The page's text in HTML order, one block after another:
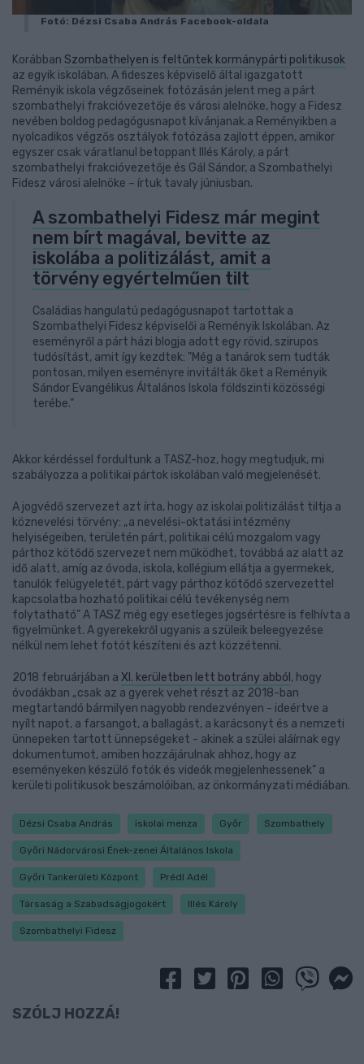
Fotó: Dézsi Csaba András Facebook-oldala
Korábban Szombathelyen is feltűntek kormánypárti politikusok
az egyik iskolában. A fideszes képviselő által igazgatott
Reményik iskola végzőseinek fotózásán jelent meg a párt
szombathelyi frakcióvezetője és városi alelnöke, hogy a Fidesz
nevében boldog pedagógusnapot kívánjanak.a Reményikben a
nyolcadikos végzős osztályok fotózása zajlott éppen, amikor
egyszer csak váratlanul betoppant Illés Károly, a párt
szombathelyi frakcióvezetője és Gál Sándor, a Szombathelyi
Fidesz városi alelnöke – írtuk tavaly júniusban.
A szombathelyi Fidesz már megint
nem bírt magával, bevitte az
iskolába a politizálást, amit a
törvény egyértelműen tilt
Családias hangulatú pedagógusnapot tartottak a
Szombathelyi Fidesz képviselői a Reményik Iskolában. Az
eseményről a párt házi blogja adott egy rövid, szirupos
tudósítást, amit így kezdtek: "Még a tanárok sem tudták
pontosan, milyen eseményre invitálták őket a Reményik
Sándor Evangélikus Általános Iskola földszinti közösségi
terébe."
Akkor kérdéssel fordultunk a TASZ-hoz, hogy megtudjuk, mi
szabályozza a politikai pártok iskolában való megjelenését.
A jogvédő szervezet azt írta, hogy az iskolai politizálást tiltja a
köznevelési törvény: „a nevelési-oktatási intézmény
helyiségeiben, területén párt, politikai célú mozgalom vagy
párthoz kötődő szervezet nem működhet, továbbá az alatt az
idő alatt, amíg az óvoda, iskola, kollégium ellátja a gyermekek,
tanulók felügyeletét, párt vagy párthoz kötődő szervezettel
kapcsolatba hozható politikai célú tevékenység nem
folytatható” A TASZ még egy esetleges jogsértésre is felhívta a
figyelmünket. A gyerekekről ugyanis a szüleik beleegyezése
nélkül nem lehet fotót készíteni és azt közzétenni.
2018 februárjában a XI. kerületben lett botrány abból , hogy
óvodákban „csak az a gyerek vehet részt az 2018-ban
megtartandó bármilyen nagyobb rendezvényen - ideértve a
nyílt napot, a farsangot, a ballagást, a karácsonyt és a nemzeti
ünnepeken tartott ünnepségeket - akinek a szülei aláírnak egy
dokumentumot, amiben hozzájárulnak ahhoz, hogy az
eseményeken készülő fotók és videók megjelenhessenek” a
kerületi politikusok beszámolóiban, az önkormányzati médiában.
Dézsi Csaba András iskolai menza Győr Szombathely
Győri Nádorvárosi Ének-zenei Általános Iskola
Győri Tankerületi Központ Prédl Adél
Társaság a Szabadságjogokért Illés Károly
Szombathelyi Fidesz
SZÓLJ HOZZÁ!